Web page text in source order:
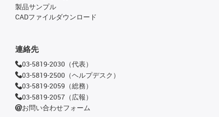
製品サンプル
CADファイルダウンロード
連絡先
03-5819-2030（代表）
03-5819-2500（ヘルプデスク）
03-5819-2059（総務）
03-5819-2057（広報）
お問い合わせフォーム